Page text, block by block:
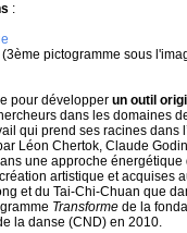
:
pictogramme sous
pour développer un outil
dans les domaines
qui prend ses racines dans
Léon Chertok, Claude
une approche
artistique et acquises
et du Tai-Chi-Chuan que
Transformede la
la danse (CND) en 2010.